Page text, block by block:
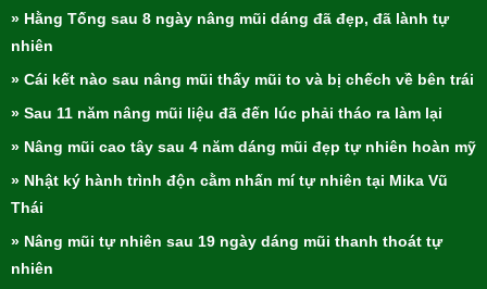
» Hằng Tống sau 8 ngày nâng mũi dáng đã đẹp, đã lành tự
nhiên
» Cái kết nào sau nâng mũi thấy mũi to và bị chếch về bên trái
» Sau 11 năm nâng mũi liệu đã đến lúc phải tháo ra làm lại
» Nâng mũi cao tây sau 4 năm dáng mũi đẹp tự nhiên hoàn mỹ
» Nhật ký hành trình độn cằm nhấn mí tự nhiên tại Mika Vũ
Thái
» Nâng mũi tự nhiên sau 19 ngày dáng mũi thanh thoát tự
nhiên